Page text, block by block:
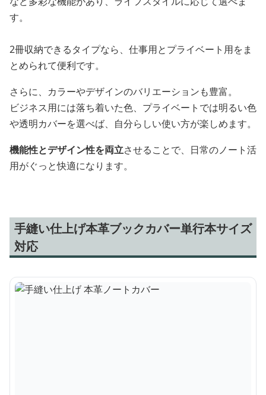
す。
2冊収納できるタイプなら、仕事用とプライベート用をま
とめられて便利です。
さらに、カラーやデザインのバリエーションも豊富。
ビジネス用には落ち着いた色、プライベートでは明るい色
や透明カバーを選べば、自分らしい使い方が楽しめます。
機能性とデザイン性を両立させることで、日常のノート活
用がぐっと快適になります。
手縫い仕上げ本革ブックカバー単行本サイズ
対応